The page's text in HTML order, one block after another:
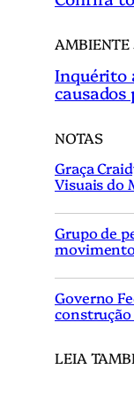
AMBIENTE
Inquérito
NOTAS
Graça
Visuais do
Grupo de
Governo
construção
LEIA